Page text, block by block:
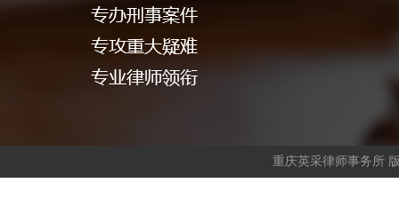
重庆英采律师事务所